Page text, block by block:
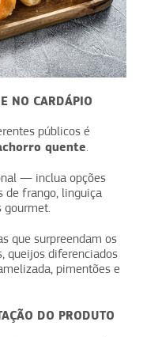
NO CARDÁPIO
públicos é
quente.
— inclua opções
de frango, linguiça
gourmet.
que surpreendam os
queijos diferenciados
pimentões e
DO PRODUTO